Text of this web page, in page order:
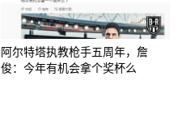
阿尔特塔执教枪手五周年，詹
俊：今年有机会拿个奖杯么 ​​​